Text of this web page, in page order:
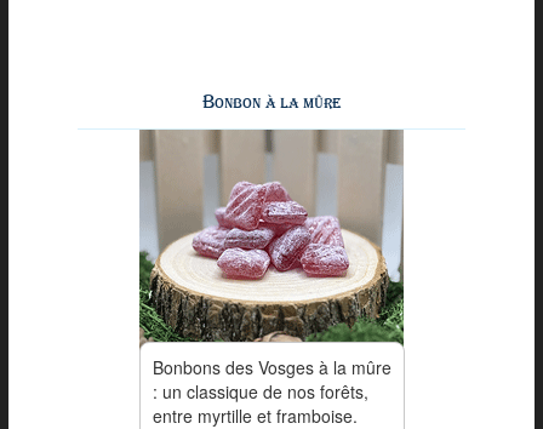
Bonbon à la mûre
Bonbons des Vosges à la mûre
: un classique de nos forêts,
entre myrtille et framboise.